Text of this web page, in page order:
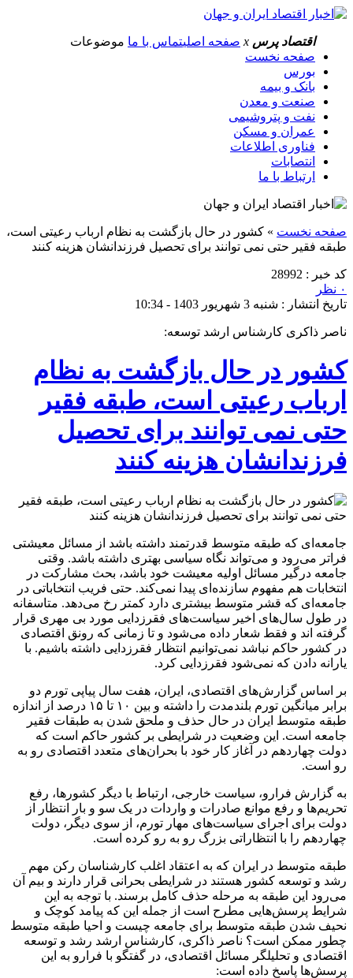
اقتصاد پرس x صفحه اصلیتماس با ما موضوعات
صفحه نخست
بورس
بانک و بیمه
صنعت و معدن
نفت و پتروشیمی
عمران و مسکن
فناوری اطلاعات
انتصابات
ارتباط با ما
صفحه نخست » کشور در حال بازگشت به نظام ارباب رعیتی است،
طبقه فقیر حتی نمی توانند برای تحصیل فرزندانشان هزینه کنند
کد خبر : 28992
۰ نظر
تاریخ انتشار : شنبه 3 شهریور 1403 - 10:34
ناصر ذاکری کارشناس ارشد توسعه:
کشور در حال بازگشت به نظام
ارباب رعیتی است، طبقه فقیر
حتی نمی توانند برای تحصیل
فرزندانشان هزینه کنند
جامعه‌ای که طبقه متوسط قدرتمند داشته باشد از مسائل معیشتی
فراتر می‌رود و می‌تواند نگاه سیاسی بهتری داشته باشد. وقتی
جامعه درگیر مسائل اولیه معیشت خود باشد، بحث مشارکت در
انتخابات هم مفهوم سازنده‌ای پیدا نمی‌کند. حتی فریب انتخاباتی در
جامعه‌ای که قشر متوسط بیشتری دارد کمتر رخ می‌دهد. متاسفانه
در طول سال‌های اخیر سیاست‌های فقرزدایی مورد بی مهری قرار
گرفته اند و فقط شعار داده می‌شود و تا زمانی که رونق اقتصادی
در کشور حاکم نباشد نمی‌توانیم انتظار فقرزدایی داشته باشیم. با
یارانه دادن که نمی‌شود فقرزدایی کرد.
بر اساس گزارش‌های اقتصادی، ایران، هفت سال پیاپی تورم دو
برابر میانگین تورم بلندمدت را داشته و بین ۱۰ تا ۱۵ درصد از اندازه
طبقه متوسط ایران در حال حذف و ملحق شدن به طبقات فقیر
جامعه است. این وضعیت در شرایطی بر کشور حاکم است که
دولت چهاردهم در آغاز کار خود با بحران‌های متعدد اقتصادی رو به
رو است.
به گزارش فرارو، سیاست خارجی، ارتباط با دیگر کشورها، رفع
تحریم‌ها و رفع موانع صادرات و واردات در یک سو و بار انتظار از
دولت برای اجرای سیاست‌های مهار تورم، از سوی دیگر، دولت
چهاردهم را با انتظاراتی بزرگ رو به رو کرده است.
طبقه متوسط در ایران که به اعتقاد اغلب کارشناسان رکن مهم
رشد و توسعه کشور هستند در شرایطی بحرانی قرار دارند و بیم آن
می‌رود این طبقه به مرحله حذف کامل برسند. با توجه به این
شرایط پرسش‌هایی مطرح است از جمله این که پیامد کوچک و
نحیف شدن طبقه متوسط برای جامعه چیست و احیا طبقه متوسط
چطور ممکن است؟ ناصر ذاکری، کارشناس ارشد رشد و توسعه
اقتصادی و تحلیلگر مسائل اقتصادی، در گفتگو با فرارو به این
پرسش‌ها پاسخ داده است: